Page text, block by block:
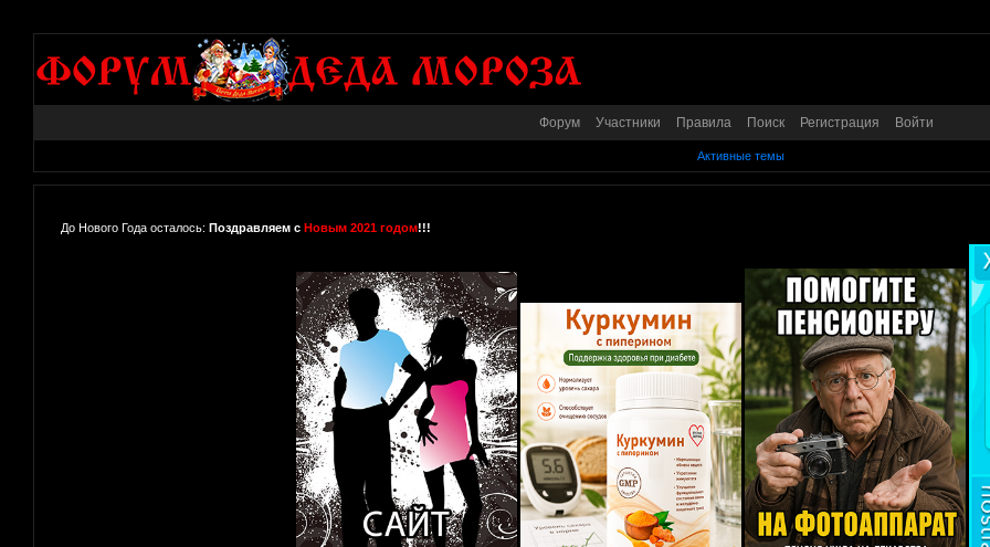
Форум Участники Правила Поиск Регистрация Войти
Активные темы
До Нового Года осталось: Поздравляем с Новым 2021 годом!!!